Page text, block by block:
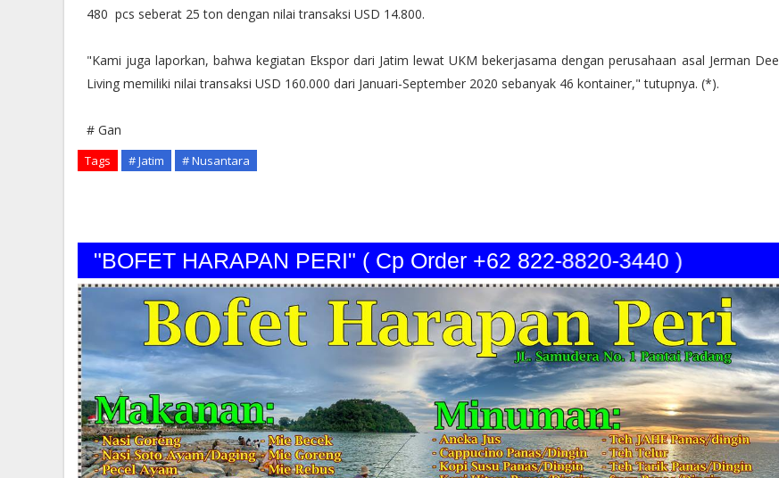
480 pcs seberat 25 ton dengan nilai transaksi USD 14.800.
"Kami juga laporkan, bahwa kegiatan Ekspor dari Jatim lewat UKM bekerjasama dengan perusahaan asal Jerman Dee
Living memiliki nilai transaksi USD 160.000 dari Januari-September 2020 sebanyak 46 kontainer," tutupnya. (*).
# Gan
Tags # Jatim # Nusantara
"BOFET HARAPAN PERI" ( Cp Order +62 822-8820-3440 )